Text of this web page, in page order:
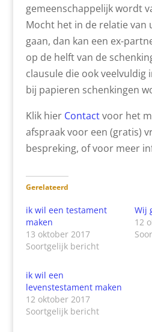
gemeenschappelijk wordt
Mocht het in de relatie van
gaan, dan kan een ex-
op de helft van de
clausule die ook veelvuldig
bij papieren schenkingen
Klik hier Contactvoor het
afspraak voor een (gratis)
bespreking, of voor meer
Gerelateerd
ik wil een testament
maken
13 oktober 2017
Soortgelijk bericht
Wij
12
ik wil een
levenstestament maken
12 oktober 2017
Soortgelijk bericht